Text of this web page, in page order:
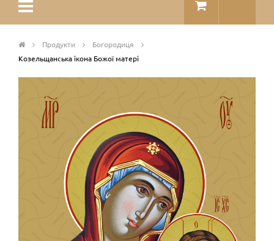
Продукти
Богородиця
Козельщанська ікона Божої матері